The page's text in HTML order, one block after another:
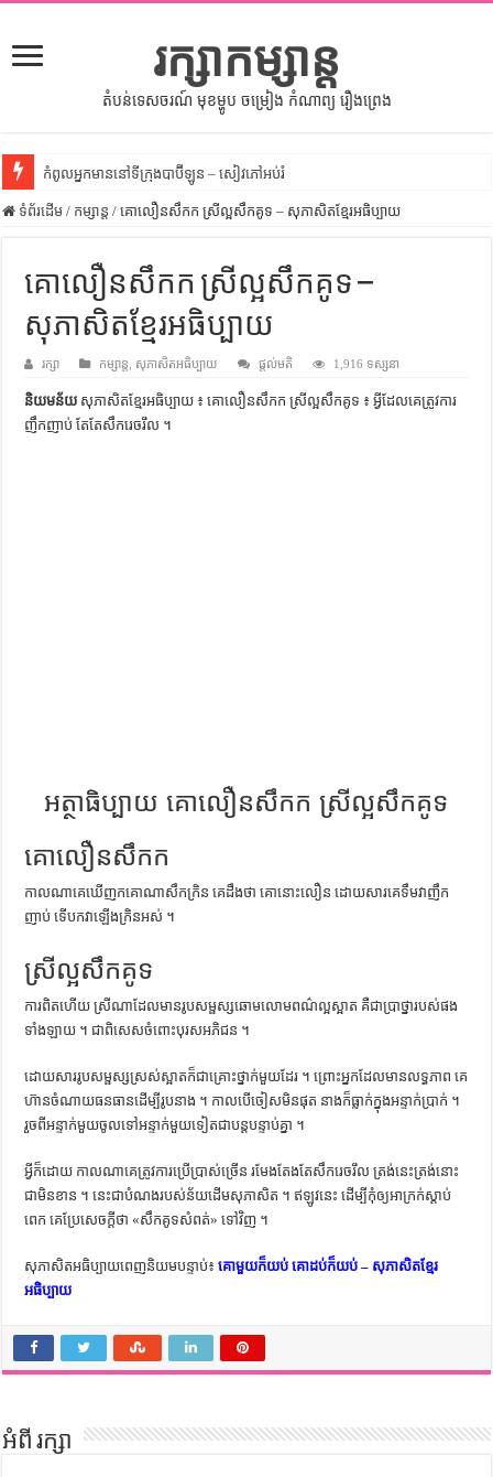
រក្សាកម្សាន្ត
តំបន់ទេសចរណ៍ មុខម្ហូប ចម្រៀង កំណាព្យ រឿងព្រេង
កំពូលអ្នកមាននៅទីក្រុងបាប៊ីឡូន – សៀវភៅអប់រំ
សីលធម៌នៅក្នុងសង្គមខ្មែរ – សៀវភៅចំណេះដឹងទូទៅ
ទំលៀមទម្លាប់ប្រពៃណីជនជាតិចិន – សៀវភៅចំណេះដឹងទូទៅ
ដើមកំណើតអង្គរ – សៀវភៅចំណេះដឹងទូទៅ
ដើមកំណើតជនជាតិខ្មែរ – អត្ថបទស្រាវជ្រាវ
ទំនាក់ទំនងកម្ពុជានិងចិន – សៀវភៅចំណេះដឹងទូទៅ
ព្រះបាទធម្មិក – សៀវភៅចំណេះដឹងទូទៅ
ទំព័រដើម / កម្សាន្ត / គោលឿនសឹកក ស្រីល្អសឹកគូទ – សុភាសិតខ្មែរអធិប្បាយ
គោលឿនសឹកក ស្រីល្អសឹកគូទ –
សុភាសិតខ្មែរអធិប្បាយ
រក្សា កម្សាន្ត សុភាសិតអធិប្បាយ ផ្តល់មតិ 1,916 ទស្សនា
និយមន័យ សុភាសិតខ្មែរអធិប្បាយ ៖ គោលឿនសឹកក ស្រីល្អសឹកគូទ ៖ អ្វី​ដែល​គេ​ត្រូវការ​
ញឹកញាប់ តែ​តែ​សឹក​រេចរឹល ។
អត្ថាធិប្បាយ គោលឿនសឹកក ស្រីល្អសឹកគូទ
គោលឿនសឹកក
កាល​ណា​គេ​ឃើញ​ក​គោ​ណា​សឹក​ក្រិន គេ​ដឹង​ថា គោ​នោះ​លឿន ដោយសារ​គេ​ទឹម​វា​ញឹក​
ញាប់ ទើប​ក​វា​ឡើង​ក្រិន​អស់ ។
ស្រីល្អសឹកគូទ
ការ​ពិត​ហើយ ស្រី​ណា​ដែល​មាន​រូប​សម្ផស្ស​ឆោម​លោម​ពណ៌​ល្អ​ស្អាត គឺ​ជា​ប្រាថ្នា​របស់​ផង​
ទាំង​ឡាយ ។ ជាពិសេស​ចំពោះ​បុរស​អភិជន ។
ដោយសារ​រូប​សម្ផស្ស​ស្រស់​ស្អាត​ក៏​ជា​គ្រោះ​ថ្នាក់​មួយ​ដែរ ។ ព្រោះ​អ្នក​ដែល​មាន​លទ្ធភាព គេ​
ហ៊ាន​ចំណាយ​ធនធាន​ដើម្បី​រូប​នាង ។ កាល​បើ​ចៀស​មិន​ផុត នាង​ក៏​ធ្លាក់​ក្នុង​អន្ទាក់​ប្រាក់ ។
រួច​ពី​អន្ទាក់​មួយ​ចូល​ទៅ​អន្ទាក់​មួយ​ទៀត​ជា​បន្ត​បន្ទាប់​គ្នា ។
អ្វី​ក៏​ដោយ កាលណា​គេ​ត្រូវការ​ប្រើប្រាស់​ច្រើន រមែង​តែងតែ​សឹក​រេច​រឹល ត្រង់​នេះ​ត្រង់​នោះ​
ជា​មិន​ខាន ។ នេះ​ជា​បំណង​របស់​ន័យ​ដើម​សុភាសិត ។ ឥឡូវ​នេះ ដើម្បី​កុំ​ឲ្យ​អាក្រក់​ស្ដាប់​
ពេក គេ​ប្រែ​សេចក្ដី​ថា «សឹក​គូទ​សំពត់» ទៅ​វិញ ។
សុភាសិតអធិប្បាយពេញនិយមបន្ទាប់៖គោមួយក៏យប់ គោដប់ក៏យប់ – សុភាសិតខ្មែរ
អធិប្បាយ
អំពី រក្សា